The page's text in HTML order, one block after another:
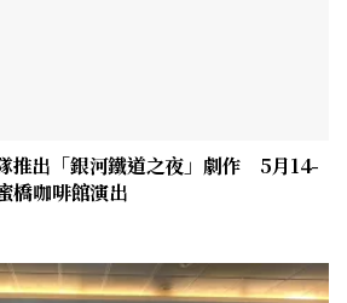
推出「銀河鐵道之夜」劇作 5月14-
橋咖啡館演出